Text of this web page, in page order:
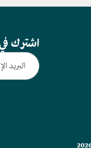
اشترك